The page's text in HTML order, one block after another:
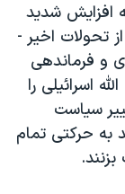
افزایش شدید
تحولات اخیر -
و فرماندهی
اسرائیلی را
سیاست
به حرکتی تمام